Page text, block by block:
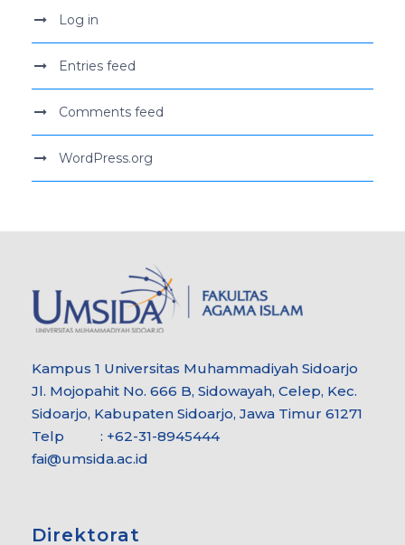
Log in
Entries feed
Comments feed
WordPress.org
Kampus 1 Universitas Muhammadiyah Sidoarjo
Jl. Mojopahit No. 666 B, Sidowayah, Celep, Kec.
Sidoarjo, Kabupaten Sidoarjo, Jawa Timur 61271
Telp : +62-31-8945444
fai@umsida.ac.id
Direktorat